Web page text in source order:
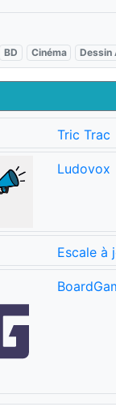
BD Cinéma Dessin
Tric Trac
Ludovox
Escale à